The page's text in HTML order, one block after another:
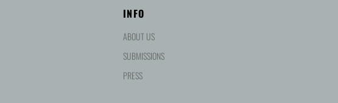
INFO
ABOUT US
SUBMISSIONS
PRESS